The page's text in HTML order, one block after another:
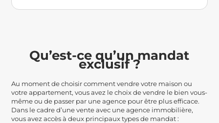
Qu’est-ce qu’un mandat
exclusif ?
Au moment de choisir comment vendre votre maison ou
votre appartement, vous avez le choix de vendre le bien vous-
même ou de passer par une agence pour être plus efficace.
Dans le cadre d’une vente avec une agence immobilière,
vous avez accès à deux principaux types de mandat :